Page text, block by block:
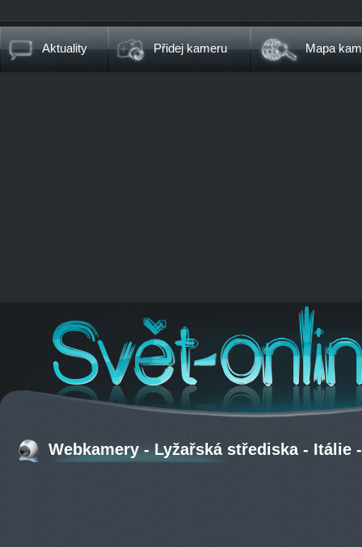
Aktuality Přidej kameru Mapa
Webkamery - Lyžařská střediska - Itálie